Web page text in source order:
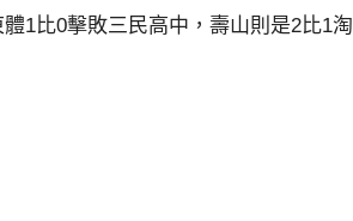
1比0擊敗三民高中，壽山則是2比1淘